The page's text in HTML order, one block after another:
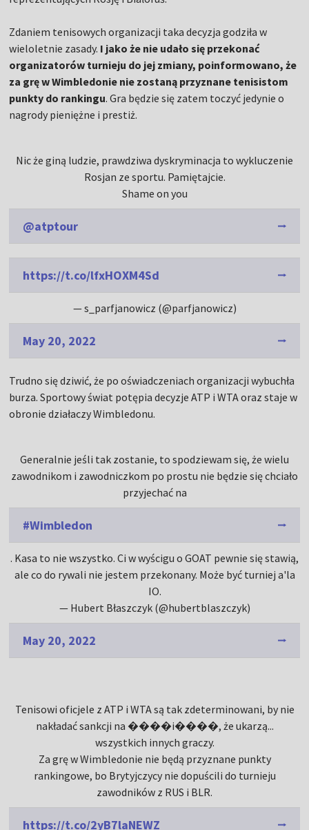
Zdaniem tenisowych organizacji taka decyzja godziła w
wieloletnie zasady. I jako że nie udało się przekonać
organizatorów turnieju do jej zmiany, poinformowano, że
za grę w Wimbledonie nie zostaną przyznane tenisistom
punkty do rankingu. Gra będzie się zatem toczyć jedynie o
nagrody pieniężne i prestiż.
Nic że giną ludzie, prawdziwa dyskryminacja to wykluczenie
Rosjan ze sportu. Pamiętajcie.
Shame on you
@atptour
https://t.co/lfxHOXM4Sd
— s_parfjanowicz (@parfjanowicz)
May 20, 2022
Trudno się dziwić, że po oświadczeniach organizacji wybuchła
burza. Sportowy świat potępia decyzje ATP i WTA oraz staje w
obronie działaczy Wimbledonu.
Generalnie jeśli tak zostanie, to spodziewam się, że wielu
zawodnikom i zawodniczkom po prostu nie będzie się chciało
przyjechać na
#Wimbledon
. Kasa to nie wszystko. Ci w wyścigu o GOAT pewnie się stawią,
ale co do rywali nie jestem przekonany. Może być turniej a'la
IO.
— Hubert Błaszczyk (@hubertblaszczyk)
May 20, 2022
Tenisowi oficjele z ATP i WTA są tak zdeterminowani, by nie
nakładać sankcji na ����i����, że ukarzą...
wszystkich innych graczy.
Za grę w Wimbledonie nie będą przyznane punkty
rankingowe, bo Brytyjczycy nie dopuścili do turnieju
zawodników z RUS i BLR.
https://t.co/2yB7laNEWZ